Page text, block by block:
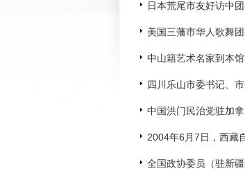
日本荒尾市友好访中
美国三藩市华人歌舞
中山籍艺术名家到本
四川乐山市委书记、
中国洪门民治党驻加
2004年6月7日，西藏
全国政协委员（驻新